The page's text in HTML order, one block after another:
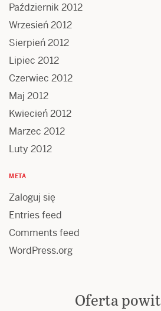
Październik 2012
Wrzesień 2012
Sierpień 2012
Lipiec 2012
Czerwiec 2012
Maj 2012
Kwiecień 2012
Marzec 2012
Luty 2012
META
Zaloguj się
Entries feed
Comments feed
WordPress.org
Oferta